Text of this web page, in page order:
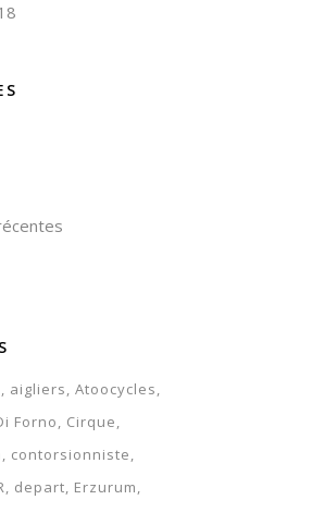
aigliers Atoocycles
Forno
Cirque
contorsionniste
depart Erzurum